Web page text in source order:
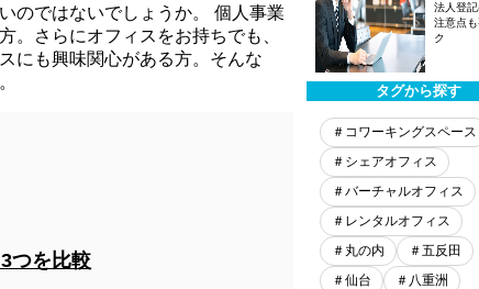
のではないでしょうか。 個人事業
。さらにオフィスをお持ちでも、
にも興味関心がある方。そんな
つを比較
法人登
注意点
ク
タグから探す
＃コワーキングスペース
＃シェアオフィス
＃バーチャルオフィス
＃レンタルオフィス
＃丸の内
＃五反田
＃仙台
＃八重洲